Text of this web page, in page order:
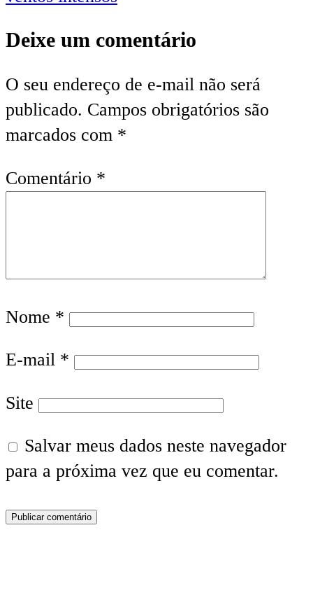
Deixe um comentário
O seu endereço de e-mail não será
publicado. Campos obrigatórios são
marcados com *
Comentário *
Nome *
E-mail *
Site
Salvar meus dados neste navegador
para a próxima vez que eu comentar.